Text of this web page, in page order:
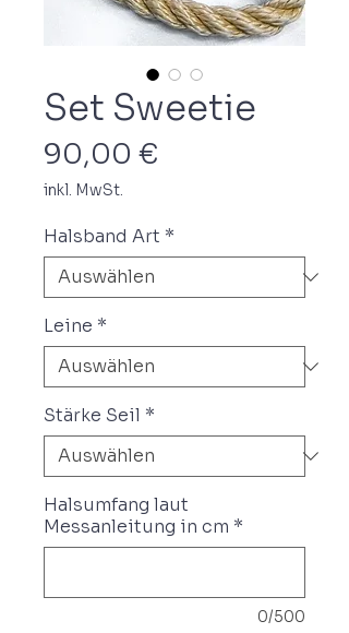
Set Sweetie
90,00 €
inkl. MwSt.
Halsband Art *
Leine *
Stärke Seil *
Halsumfang laut
Messanleitung in cm *
0/500